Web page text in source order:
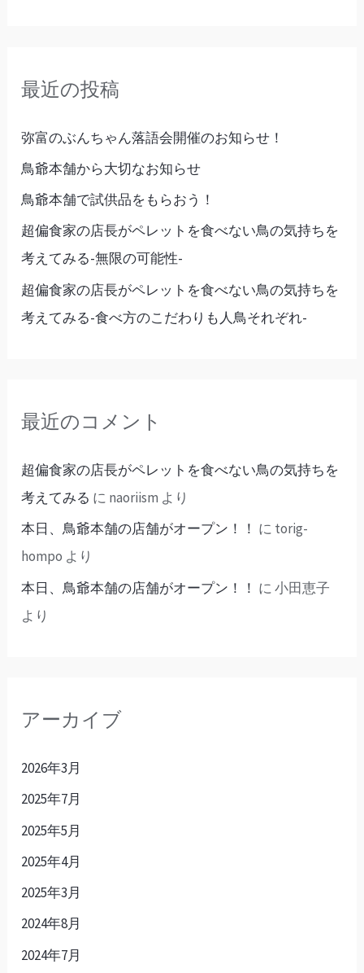
:最近の投稿
弥富のぶんちゃん落語会開催のお知らせ！
鳥爺本舗から大切なお知らせ
鳥爺本舗で試供品をもらおう！
超偏食家の店長がペレットを食べない鳥の気持ちを
考えてみる-無限の可能性-
超偏食家の店長がペレットを食べない鳥の気持ちを
考えてみる-食べ方のこだわりも人鳥それぞれ-
最近のコメント
超偏食家の店長がペレットを食べない鳥の気持ちを
考えてみる に naoriism より
本日、鳥爺本舗の店舗がオープン！！ に torig-
hompo より
本日、鳥爺本舗の店舗がオープン！！ に小田恵子
より
アーカイブ
2026年3月
2025年7月
2025年5月
2025年4月
2025年3月
2024年8月
2024年7月